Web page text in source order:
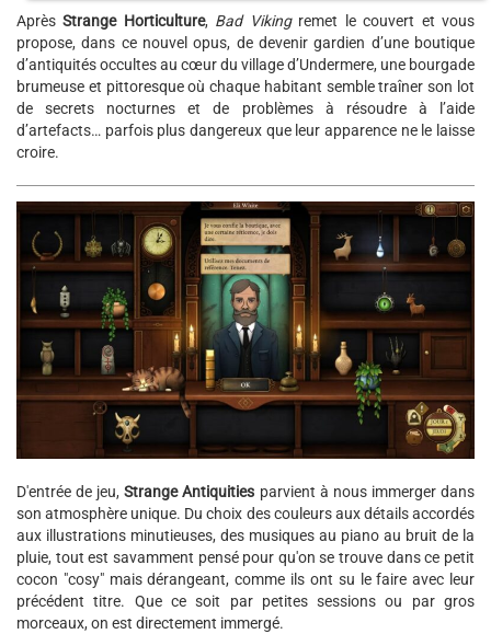
AprèsStrange Horticulture, Bad Viking remet le couvert et vous
propose, dans ce nouvel opus, de devenir gardien d’une boutique
d’antiquités occultes au cœur du village d’Undermere, une bourgade
brumeuse et pittoresque où chaque habitant semble traîner son lot
de secrets nocturnes et de problèmes à résoudre à l’aide
d’artefacts… parfois plus dangereux que leur apparence ne le laisse
croire.
D'entrée de jeu,Strange Antiquities parvient à nous immerger dans
son atmosphère unique. Du choix des couleurs aux détails accordés
aux illustrations minutieuses, des musiques au piano au bruit de la
pluie, tout est savamment pensé pour qu'on se trouve dans ce petit
cocon "cosy" mais dérangeant, comme ils ont su le faire avec leur
précédent titre. Que ce soit par petites sessions ou par gros
morceaux, on est directement immergé.